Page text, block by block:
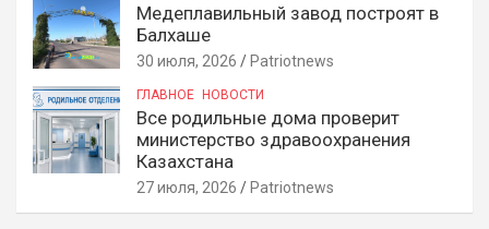
Медеплавильный завод построят в
Балхаше
30 июля, 2026 Patriotnews
ГЛАВНОЕ НОВОСТИ
Все родильные дома проверит
министерство здравоохранения
Казахстана
27 июля, 2026 Patriotnews